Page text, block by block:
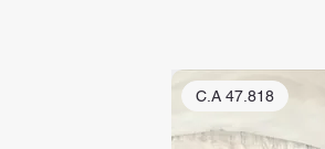
C.A 47.818